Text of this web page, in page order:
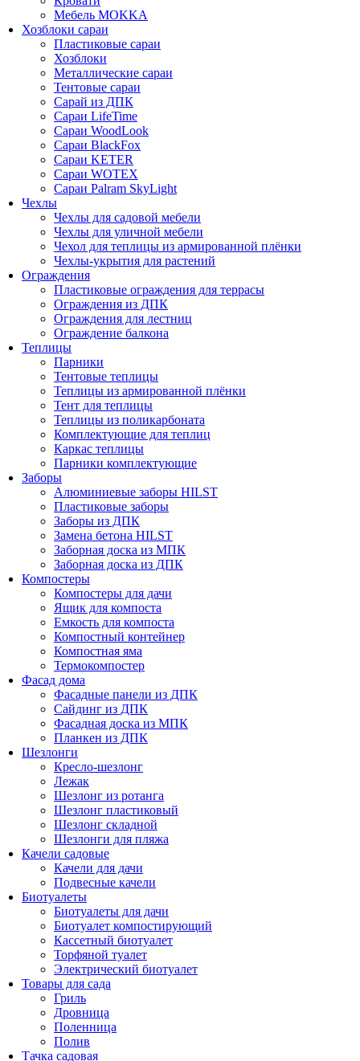
Мебель MOKKA
Хозблоки сараи
Пластиковые сараи
Хозблоки
Металлические сараи
Тентовые сараи
Сарай из ДПК
Cараи LifeTime
Cараи WoodLook
Сараи BlackFox
Сараи KETER
Сараи WOTEX
Сараи Palram SkyLight
Чехлы
Чехлы для садовой мебели
Чехлы для уличной мебели
Чехол для теплицы из армированной плёнки
Чехлы-укрытия для растений
Ограждения
Пластиковые ограждения для террасы
Ограждения из ДПК
Ограждения для лестниц
Ограждение балкона
Теплицы
Парники
Тентовые теплицы
Теплицы из армированной плёнки
Тент для теплицы
Теплицы из поликарбоната
Комплектующие для теплиц
Каркас теплицы
Парники комплектующие
Заборы
Алюминиевые заборы HILST
Пластиковые заборы
Заборы из ДПК
Замена бетона HILST
Заборная доска из МПК
Заборная доска из ДПК
Компостеры
Компостеры для дачи
Ящик для компоста
Емкость для компоста
Компостный контейнер
Компостная яма
Термокомпостер
Фасад дома
Фасадные панели из ДПК
Сайдинг из ДПК
Фасадная доска из МПК
Планкен из ДПК
Шезлонги
Кресло-шезлонг
Лежак
Шезлонг из ротанга
Шезлонг пластиковый
Шезлонг складной
Шезлонги для пляжа
Качели садовые
Качели для дачи
Подвесные качели
Биотуалеты
Биотуалеты для дачи
Биотуалет компостирующий
Кассетный биотуалет
Торфяной туалет
Электрический биотуалет
Товары для сада
Гриль
Дровница
Поленница
Полив
Тачка садовая